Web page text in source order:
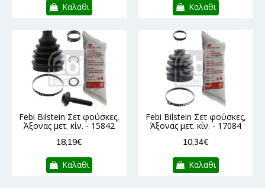
Καλαθι Καλαθι
Febi Bilstein Σετ φούσκες,
Άξονας μετ. κίν. - 15842
18,19€
Καλαθι
Febi Bilstein Σετ φούσκες,
Άξονας μετ. κίν. - 17084
10,34€
Καλαθι